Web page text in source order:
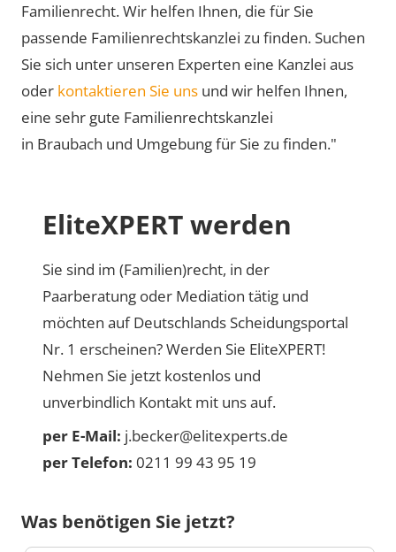
Familienrecht. Wir helfen Ihnen, die für Sie
passende Familienrechtskanzlei zu finden. Suchen
Sie sich unter unseren Experten eine Kanzlei aus
oder kontaktieren Sie uns und wir helfen Ihnen,
eine sehr gute Familienrechtskanzlei
in Braubach und Umgebung für Sie zu finden."
EliteXPERT werden
Sie sind im (Familien)recht, in der
Paarberatung oder Mediation tätig und
möchten auf Deutschlands Scheidungsportal
Nr. 1 erscheinen? Werden Sie EliteXPERT!
Nehmen Sie jetzt kostenlos und
unverbindlich Kontakt mit uns auf.
per E-Mail: j.becker@elitexperts.de
per Telefon: 0211 99 43 95 19
Was benötigen Sie jetzt?